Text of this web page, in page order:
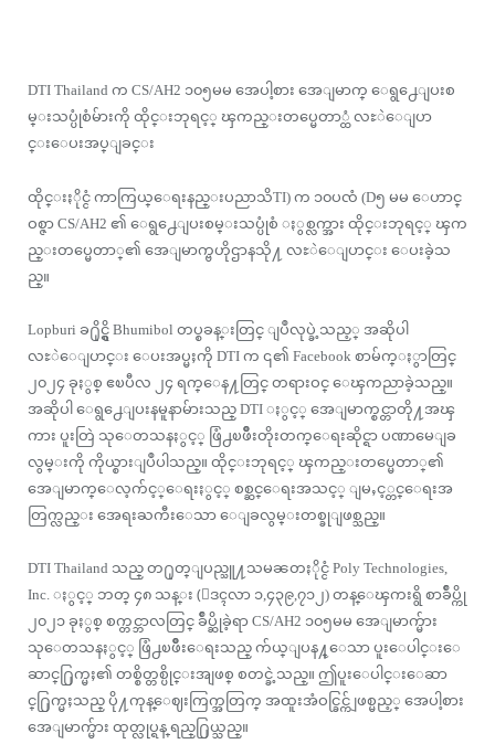
DTI Thailand က CS/AH2 ၁၀၅မမ အေပါ့စား အေျမာက္ ေရွ႕ေျပးစ
မ္းသပ္ပုံစံမ်ားကို ထိုင္းဘုရင့္ ၾကည္းတပ္မေတာ္ထံ လႊဲေျပာ
င္းေပးအပ္ျခင္း
ထိုင္းႏိုင္ငံ ကာကြယ္ေရးနည္းပညာသိTI) က ၁၀ပၸံ (D၅ မမ ေဟာင္
ဝစ္ဇာ CS/AH2 ၏ ေရွ႕ေျပးစမ္းသပ္ပုံစံ ႏွစ္လက္အား ထိုင္းဘုရင့္ ၾက
ည္းတပ္မေတာ္၏ အေျမာက္ဗဟိုဌာနသို႔ လႊဲေျပာင္း ေပးခဲ့သ
ည္။
Lopburi ခ႐ိုင္ရွိ Bhumibol တပ္စခန္းတြင္ ျပဳလုပ္ခဲ့သည့္ အဆိုပါ
လႊဲေျပာင္း ေပးအပ္မႈကို DTI က ၎၏ Facebook စာမ်က္ႏွာတြင္
၂၀၂၄ ခုႏွစ္ ဧၿပီလ ၂၄ ရက္ေန႔တြင္ တရားဝင္ ေၾကညာခဲ့သည္။
အဆိုပါ ေရွ႕ေျပးနမူနာမ်ားသည္ DTI ႏွင့္ အေျမာက္စင္တာတို႔အၾ
ကား ပူးတြဲ သုေတသနႏွင့္ ဖြံ႕ၿဖိဳးတိုးတက္ေရးဆိုင္ရာ ပဏာမေျခ
လွမ္းကို ကိုယ္စားျပဳပါသည္။ ထိုင္းဘုရင့္ ၾကည္းတပ္မေတာ္၏
အေျမာက္ေလ့က်င့္ေရးႏွင့္ စစ္ဆင္ေရးအသင့္ ျမႇင့္တင္ေရးအ
တြက္လည္း အေရးႀကီးေသာ ေျခလွမ္းတစ္ခုျဖစ္သည္။
DTI Thailand သည္ တ႐ုတ္ျပည္သူ႔သမၼတႏိုင္ငံ Poly Technologies,
Inc. ႏွင့္ ဘတ္ ၄၈ သန္း (ေဒၚလာ ၁,၄၃၉,၇၁၂) တန္ေၾကးရွိ စာခ်ဳပ္ကို
၂၀၂၁ ခုႏွစ္ စက္တင္ဘာလတြင္ ခ်ဳပ္ဆိုခဲ့ရာ CS/AH2 ၁၀၅မမ အေျမာက္မ်ား
သုေတသနႏွင့္ ဖြံ႕ၿဖိဳးေရးသည္ က်ယ္ျပန႔္ေသာ ပူးေပါင္းေ
ဆာင္႐ြက္မႈ၏ တစ္စိတ္တစ္ပိုင္းအျဖစ္ စတင္ခဲ့သည္။ ဤပူးေပါင္းေဆာ
င္႐ြက္မႈသည္ ပို႔ကုန္ေဈးကြက္အတြက္ အထူးအံဝင္ခြင္က်ျဖစ္မည့္ အေပါ့စား
အေျမာက္မ်ား ထုတ္လုပ္ရန္ ရည္႐ြယ္သည္။